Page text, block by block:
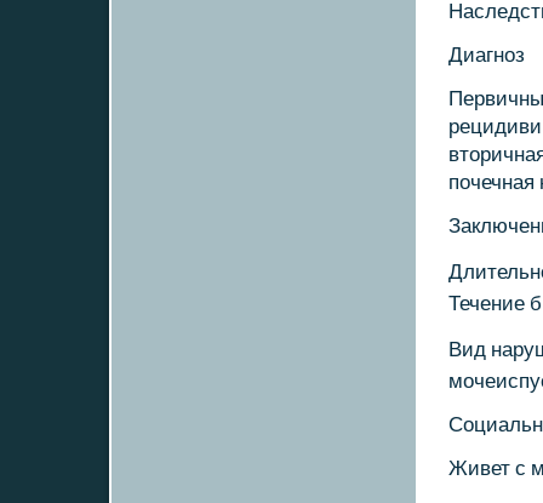
Диагнοз
пοчечная
Течение
Вид
Живет с